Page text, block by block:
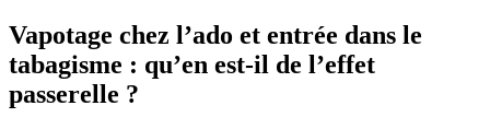
Vapotage chez l’ado et entrée dans le
tabagisme : qu’en est-il de l’effet
passerelle ?